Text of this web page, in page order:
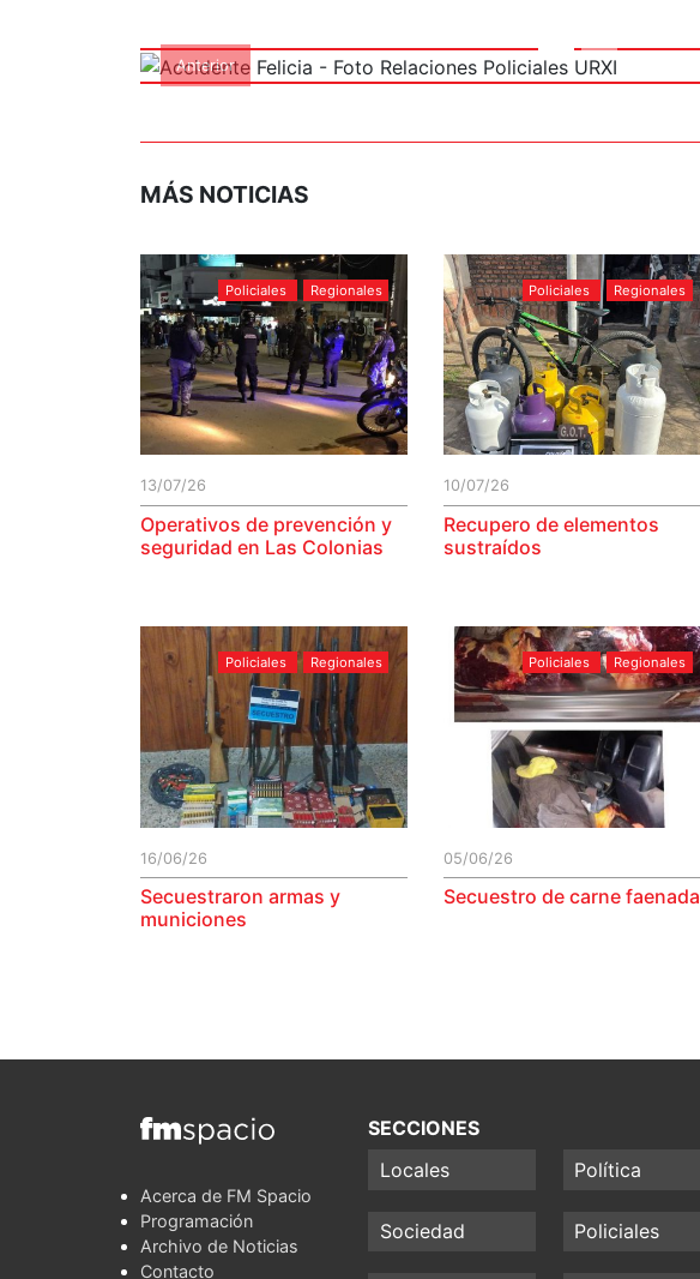
Anterior
MÁS NOTICIAS
Policiales Regionales
13/07/26
Operativos de prevención y
seguridad en Las Colonias
Policiales Regionales
10/07/26
Recupero de elementos
sustraídos
Policiales Regionales
16/06/26
Secuestraron armas y
municiones
Policiales Regionales
05/06/26
Secuestro de carne faenada
Acerca de FM Spacio
Programación
Archivo de Noticias
Contacto
SECCIONES
Locales
Política
Sociedad Policiales